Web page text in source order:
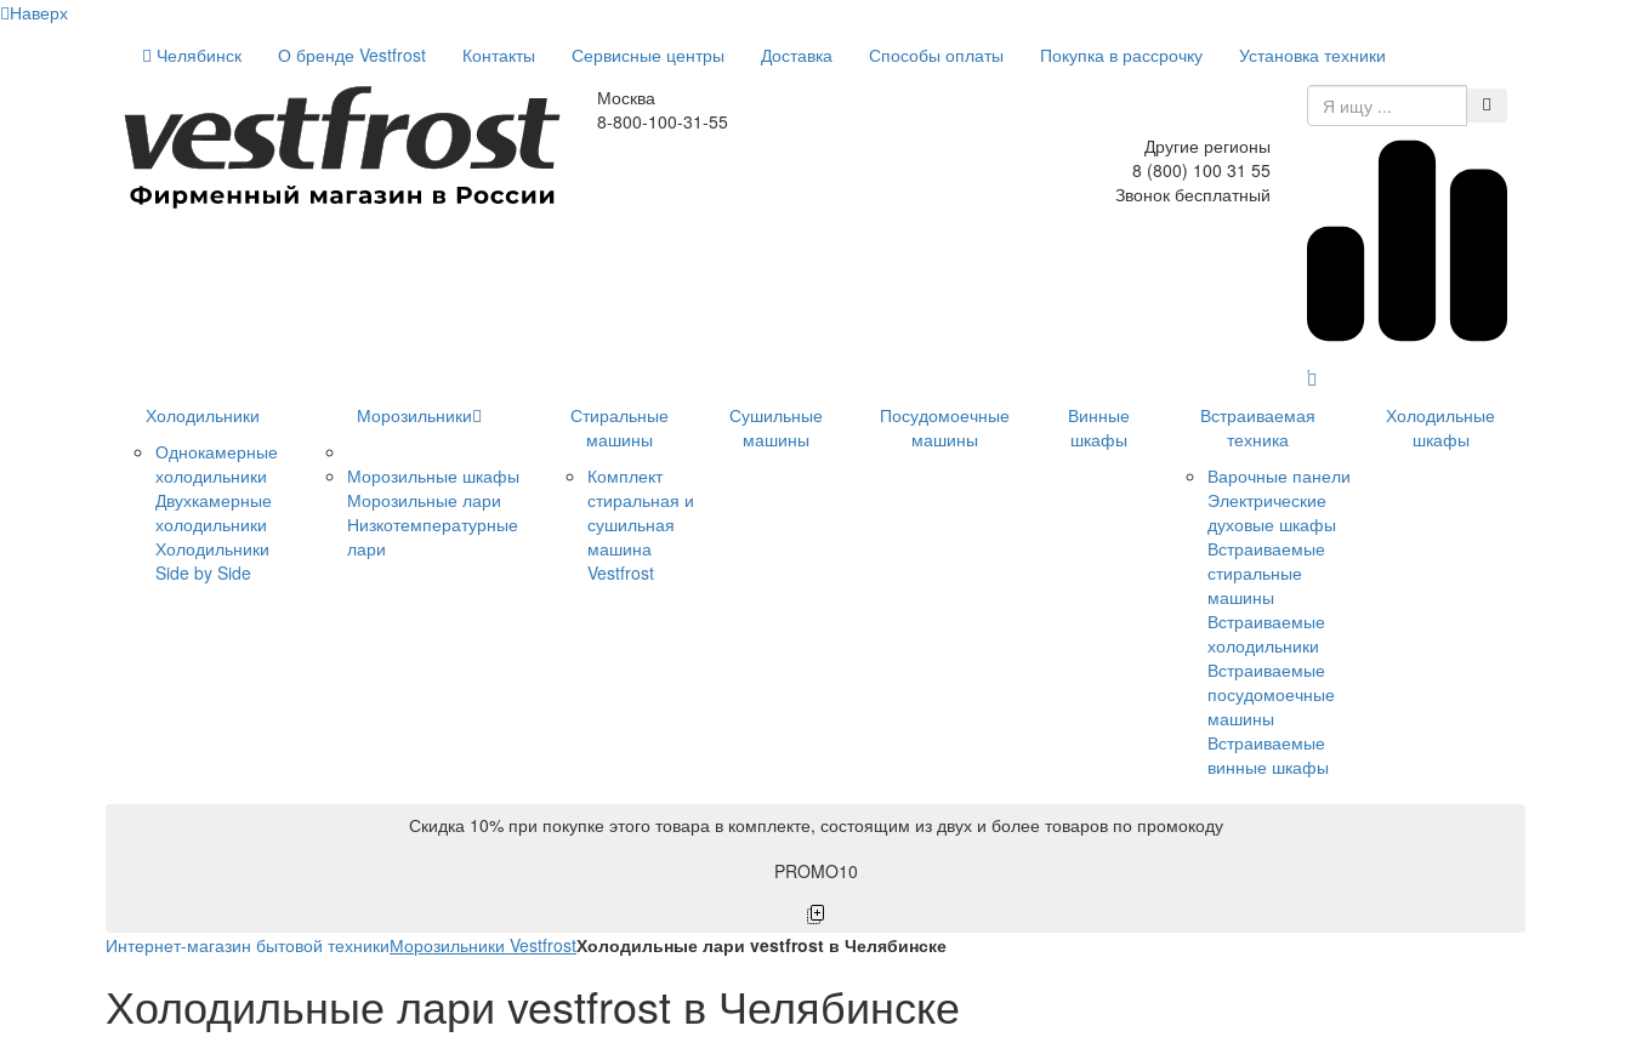
Наверх
Челябинск
О бренде Vestfrost Контакты Сервисные центры Доставка Способы оплаты Покупка в рассрочку
Установка техники
Москва
8-800-100-31-55
Другие регионы
8 (800) 100 31 55
Звонок бесплатный
Холодильники
Однокамерные
холодильники
Двухкамерные
холодильники
Холодильники
Side by Side
Морозильники
Морозильные шкафы
Морозильные лари
Низкотемпературные
лари
Стиральные
машины
Комплект
стиральная и
сушильная
машина
Vestfrost
Сушильные
машины
Посудомоечные
машины
Винные
шкафы
Встраиваемая
техника
Варочные панели
Электрические
духовые шкафы
Встраиваемые
стиральные
машины
Встраиваемые
холодильники
Встраиваемые
посудомоечные
машины
Встраиваемые
винные шкафы
Холодильные
шкафы
Скидка 10% при покупке этого товара в комплекте, состоящим из двух и более товаров по промокоду
PROMO10
Интернет-магазин бытовой техникиМорозильники VestfrostХолодильные лари vestfrost в Челябинске
Холодильные лари vestfrost в Челябинске